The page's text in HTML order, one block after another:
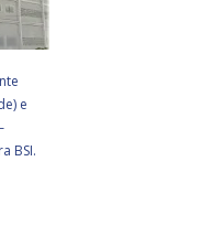
e
BSI.